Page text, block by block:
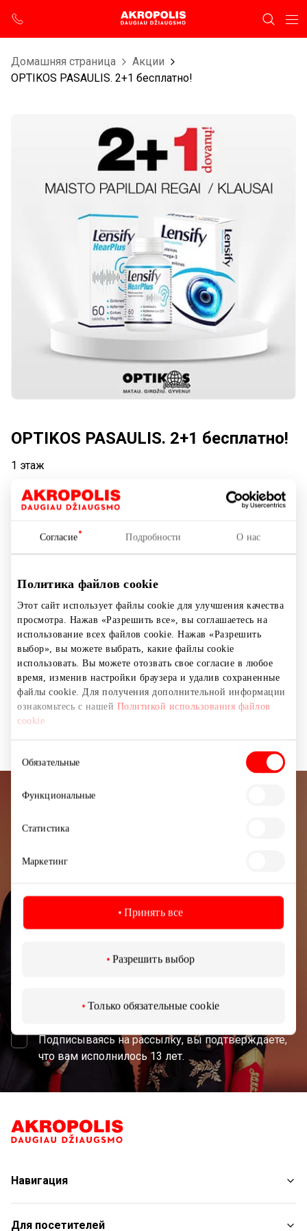
Согласие Подробности О нас
Политика файлов cookie
Этот сайт использует файлы cookie для улучшения качества
просмотра. Нажав «Разрешить все», вы соглашаетесь на
использование всех файлов cookie. Нажав «Разрешить
выбор», вы можете выбрать, какие файлы cookie
использовать. Вы можете отозвать свое согласие в любое
время, изменив настройки браузера и удалив сохраненные
файлы cookie. Для получения дополнительной информации
ознакомьтесь с нашей Политикой использования файлов
cookie
согласия
Обязательные
Функциональные
Статистика
Маркетинг
Принять все
Разрешить выбор
Только обязательные cookie
Домашняя страница
Aкции
OPTIKOS PASAULIS. 2+1 бесплатно!
OPTIKOS PASAULIS. 2+1 бесплатно!
1 этаж
Акция длится:
2+1 бесплатно на добавки для зрения и слуха! Купите
2 коробки пищевых добавок и получите 3-ю в
подарок! Позаботьтесь о своем зрении и слухе по
более низкой цене.
*Предложение действует для товаров одной
категории.
Узнайте первыми о лучших предложениях,
торгового центра AKROPOLIS.
Подписываясь на рассылку, вы подтверждаете,
что вам исполнилось 13 лет.
Навигация
Магазины
Для посетителей